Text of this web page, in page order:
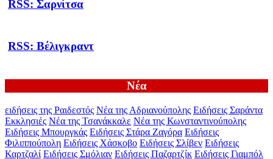
RSS: Σαρνίτσα
RSS: Βέλιγκραντ
Νέα
ειδήσεις της Ραιδεστός Νέα της Αδριανούπολης Ειδήσεις Σαράντα
Εκκλησιές Νέα της Τσανάκκαλε Νέα της Κωνσταντινούπολης
Ειδήσεις Μπουργκάς Ειδήσεις Στάρα Ζαγόρα Ειδήσεις
Φιλιππούπολη Ειδήσεις Χάσκοβο Ειδήσεις Σλίβεν Ειδήσεις
Καρτζαλί Ειδήσεις Σμόλιαν Ειδήσεις Παζαρτζίκ Ειδήσεις Γιαμπόλ